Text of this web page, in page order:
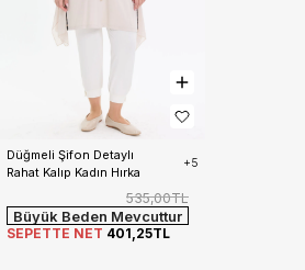
Düğmeli Şifon Detaylı
Rahat Kalıp Kadın Hırka
+5
535,00TL
Büyük Beden Mevcuttur
SEPETTE NET 401,25TL